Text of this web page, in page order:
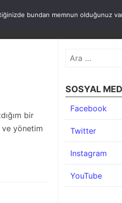
HAKKIMDA
bir
yönetim
Arama:
SOSYAL
Facebook
Twitter
Instagram
YouTube
bundan memnun olduğunuz